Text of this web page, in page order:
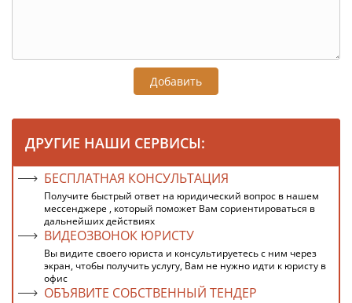
Добавить
ДРУГИЕ НАШИ СЕРВИСЫ:
БЕСПЛАТНАЯ КОНСУЛЬТАЦИЯ
Получите быстрый ответ на юридический вопрос в нашем
мессенджере , который поможет Вам сориентироваться в
дальнейших действиях
ВИДЕОЗВОНОК ЮРИСТУ
Вы видите своего юриста и консультируетесь с ним через
экран, чтобы получить услугу, Вам не нужно идти к юристу в
офис
ОБЪЯВИТЕ СОБСТВЕННЫЙ ТЕНДЕР